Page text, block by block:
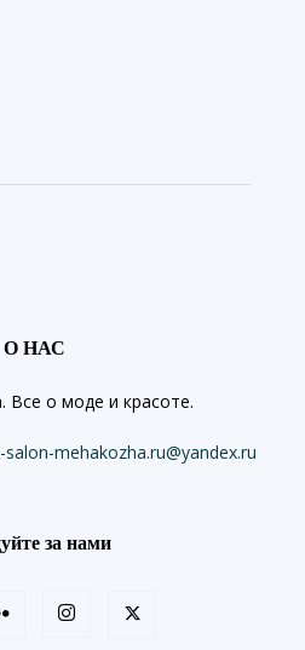
О НАС
Все о моде и красоте.
mehakozha.ru@yandex.ru
за нами